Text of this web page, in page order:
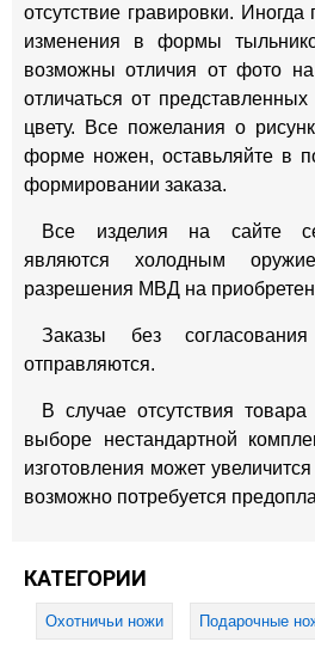
отсутствие гравировки. Иногда
изменения в формы
возможны отличия от фото
отличаться от
цвету. Все пожелания о
форме ножен, оставьляйте в
формировании заказа.
Все изделия на сайте
являются холодным
разрешения МВД на
Заказы без
отправляются.
В случае отсутствия
выборе нестандартной
изготовления может
возможно потребуется
КАТЕГОРИИ
Охотничьи ножи Подарочные